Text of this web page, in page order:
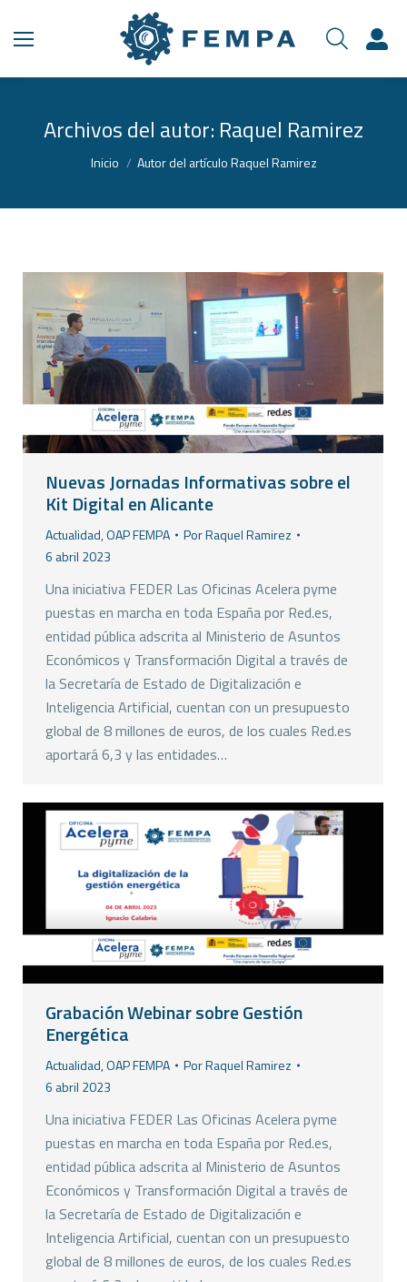
Archivos del autor: Raquel Ramirez
Estás aquí:
Inicio Autor del artículo Raquel Ramirez
Nuevas Jornadas Informativas sobre el
Kit Digital en Alicante
Actualidad,OAP FEMPA PorRaquel Ramirez
6 abril 2023
Una iniciativa FEDER Las Oficinas Acelera pyme
puestas en marcha en toda España por Red.es,
entidad pública adscrita al Ministerio de Asuntos
Económicos y Transformación Digital a través de
la Secretaría de Estado de Digitalización e
Inteligencia Artificial, cuentan con un presupuesto
global de 8 millones de euros, de los cuales Red.es
aportará 6,3 y las entidades…
Grabación Webinar sobre Gestión
Energética
Actualidad,OAP FEMPA PorRaquel Ramirez
6 abril 2023
Una iniciativa FEDER Las Oficinas Acelera pyme
puestas en marcha en toda España por Red.es,
entidad pública adscrita al Ministerio de Asuntos
Económicos y Transformación Digital a través de
la Secretaría de Estado de Digitalización e
Inteligencia Artificial, cuentan con un presupuesto
global de 8 millones de euros, de los cuales Red.es